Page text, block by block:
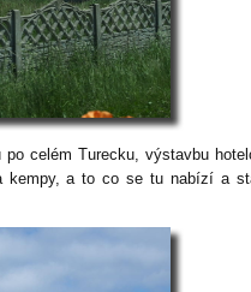
celém Turecku, výstavbu
kempy, a to co se tu nabízí a